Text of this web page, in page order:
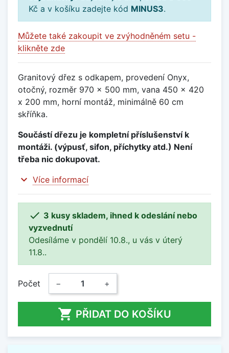
Kč a v košíku zadejte kód MINUS3.
Můžete také zakoupit ve zvýhodněném setu -
klikněte zde
Granitový dřez s odkapem, provedení Onyx,
otočný, rozměr 970 x 500 mm, vana 450 x 420
x 200 mm, horní montáž, minimálně 60 cm
skříňka.
Součástí dřezu je kompletní příslušenství k
montáži. (výpusť, sifon, příchytky atd.) Není
třeba nic dokupovat.
expand_more Více informací
 3 kusy skladem, ihned k odeslání nebo
vyzvednutí
Odesíláme v pondělí 10.8., u vás v úterý
11.8..
Počet − +
 PŘIDAT DO KOŠÍKU